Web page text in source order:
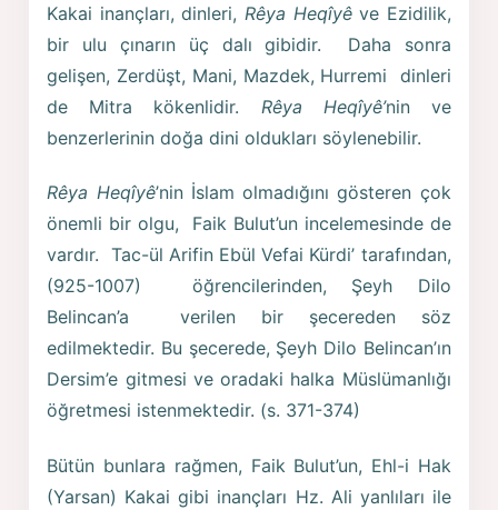
Kakai inançları, dinleri, Rêya Heqîyêve Ezidilik,
bir ulu çınarın üç dalı gibidir. Daha sonra
gelişen, Zerdüşt, Mani, Mazdek, Hurremi dinleri
de Mitra kökenlidir. Rêya Heqîyê’nin ve
benzerlerinin doğa dini oldukları söylenebilir.
Rêya Heqîyê’nin İslam olmadığını gösteren çok
önemli bir olgu, Faik Bulut’un incelemesinde de
vardır. Tac-ül Arifin Ebül Vefai Kürdi’ tarafından,
(925-1007) öğrencilerinden, Şeyh Dilo
Belincan’a verilen bir şecereden söz
edilmektedir. Bu şecerede, Şeyh Dilo Belincan’ın
Dersim’e gitmesi ve oradaki halka Müslümanlığı
öğretmesi istenmektedir. (s. 371-374)
Bütün bunlara rağmen, Faik Bulut’un, Ehl-i Hak
(Yarsan) Kakai gibi inançları Hz. Ali yanlıları ile